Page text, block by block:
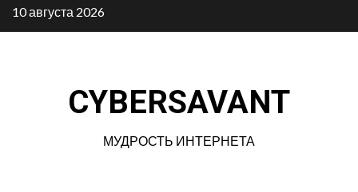
Перейти
к
10 августа 2026
CYBERSAVANT
МУДРОСТЬ ИНТЕРНЕТА